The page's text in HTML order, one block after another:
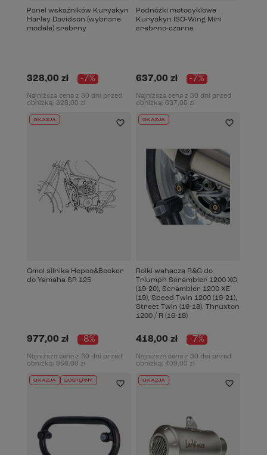
Panel wskaźników Kuryakyn
Harley Davidson (wybrane
modele) srebrny
328,00 zł -7%
Najniższa cena z 30 dni przed
obniżką: 328,00 zł
Podnóżki motocyklowe
Kuryakyn ISO-Wing Mini
srebrno-czarne
637,00 zł -7%
Najniższa cena z 30 dni przed
obniżką: 637,00 zł
OKAZJA
Gmol silnika Hepco&Becker
do Yamaha SR 125
977,00 zł -8%
Najniższa cena z 30 dni przed
obniżką: 956,00 zł
OKAZJA
Rolki wahacza R&G do
Triumph Scrambler 1200 XC
(19-20), Scrambler 1200 XE
(19), Speed Twin 1200 (19-21),
Street Twin (16-18), Thruxton
1200 / R (16-18)
418,00 zł -7%
Najniższa cena z 30 dni przed
obniżką: 409,00 zł
OKAZJA DOSTĘPNY OKAZJA